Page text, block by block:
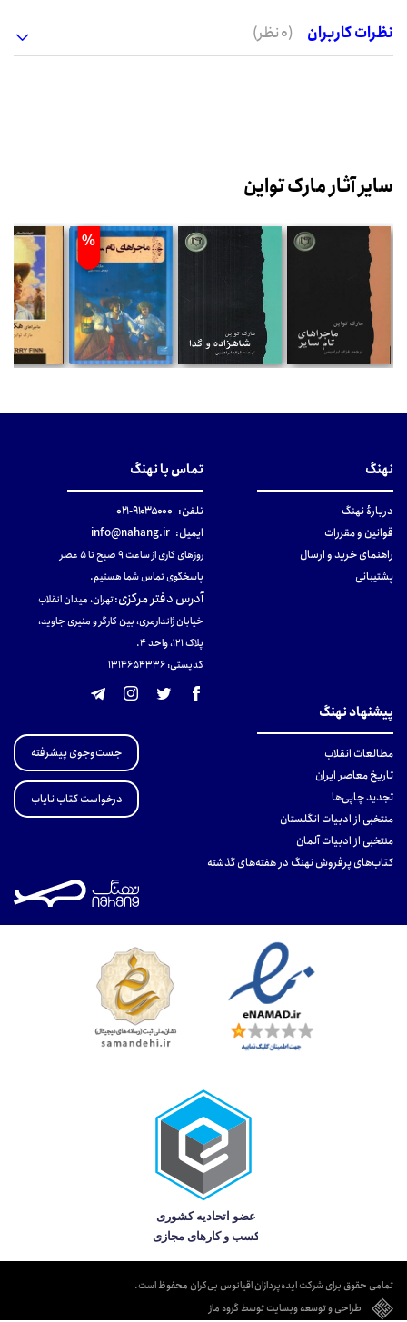
نظرات کاربران (0 نظر)
سایر آثار مارک تواین
%
نهنگ
دربارهٔ نهنگ
قوانین و مقررات
راهنمای خرید و ارسال
پشتیبانی
تماس با نهنگ
تلفن: ۹۱۰۳۵۰۰۰-۰۲۱
ایمیل: info@nahang.ir
روزهای کاری از ساعت ۹ صبح تا ۵ عصر
پاسخگوی تماس شما هستیم.
آدرس دفتر مرکزی:تهران، میدان انقلاب
خیابان ژاندارمری، بین کارگر و منیری جاوید،
پلاک 121، واحد ۴.
کدپستی: 131465433۶
پیشنهاد نهنگ
مطالعات انقلاب
تاریخ معاصر ایران
تجدید چاپی‌ها
منتخبی از ادبیات انگلستان
منتخبی از ادبیات آلمان
کتاب‌های پرفروش نهنگ در هفته‌های گذشته
جست‌وجوی پیشرفته
درخواست کتاب نایاب
تمامی حقوق برای شرکت ایده‌پردازان اقیانوس بی‌کران محفوظ است.
طراحی و توسعه وبسایت توسط گروه ماز